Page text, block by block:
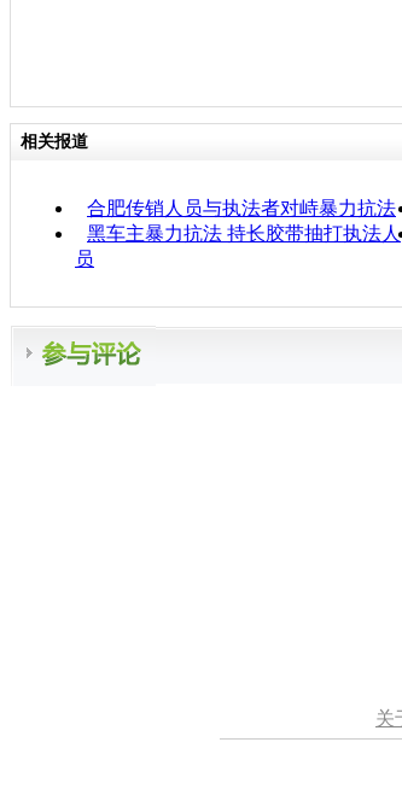
相关报道
合肥传销人员与执法者对峙暴力抗法
黑车主暴力抗法 持长胶带抽打执法人
员
关